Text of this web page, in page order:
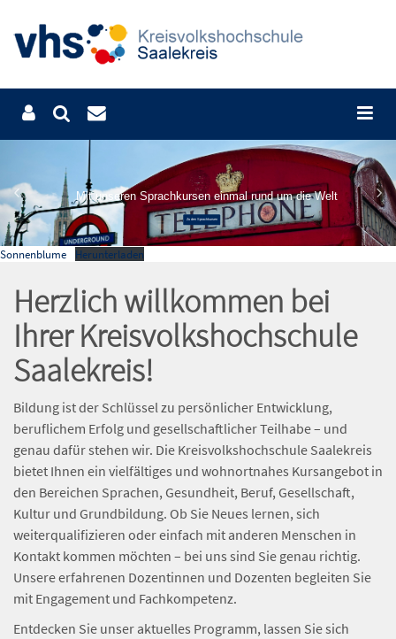
Mit unseren Sprachkursen einmal rund um die Welt
Zu den Sprachkursen
Sonnenblume Herunterladen
Herzlich willkommen bei
Ihrer Kreisvolkshochschule
Saalekreis!
Bildung ist der Schlüssel zu persönlicher Entwicklung,
beruflichem Erfolg und gesellschaftlicher Teilhabe – und
genau dafür stehen wir. Die Kreisvolkshochschule Saalekreis
bietet Ihnen ein vielfältiges und wohnortnahes Kursangebot in
den Bereichen Sprachen, Gesundheit, Beruf, Gesellschaft,
Kultur und Grundbildung. Ob Sie Neues lernen, sich
weiterqualifizieren oder einfach mit anderen Menschen in
Kontakt kommen möchten – bei uns sind Sie genau richtig.
Unsere erfahrenen Dozentinnen und Dozenten begleiten Sie
mit Engagement und Fachkompetenz.
Entdecken Sie unser aktuelles Programm, lassen Sie sich